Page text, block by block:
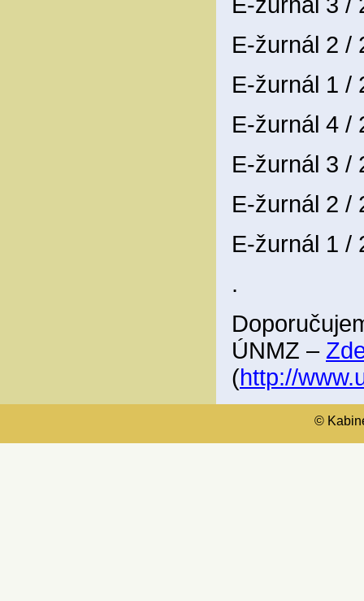
E-žurnál 2 /
E-žurnál 1 /
E-žurnál 4 /
E-žurnál 3 /
E-žurnál 2 /
E-žurnál 1 /
.
ÚNMZ –
(http://
©